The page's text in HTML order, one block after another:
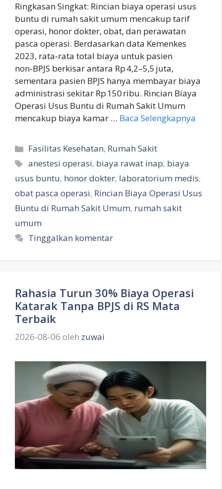
Ringkasan Singkat: Rincian biaya operasi usus
buntu di rumah sakit umum mencakup tarif
operasi, honor dokter, obat, dan perawatan
pasca operasi. Berdasarkan data Kemenkes
2023, rata‑rata total biaya untuk pasien
non‑BPJS berkisar antara Rp 4,2–5,5 juta,
sementara pasien BPJS hanya membayar biaya
administrasi sekitar Rp 150 ribu. Rincian Biaya
Operasi Usus Buntu di Rumah Sakit Umum
mencakup biaya kamar … Baca Selengkapnya
Kategori
Fasilitas Kesehatan, Rumah Sakit
Tag
anestesi operasi, biaya rawat inap, biaya
usus buntu, honor dokter, laboratorium medis,
obat pasca operasi, Rincian Biaya Operasi Usus
Buntu di Rumah Sakit Umum, rumah sakit
umum
Tinggalkan komentar
Rahasia Turun 30% Biaya Operasi
Katarak Tanpa BPJS di RS Mata
Terbaik
2026-08-06 oleh zuwai